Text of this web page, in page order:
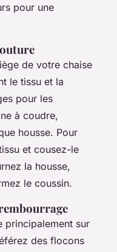
pour une
de votre chaise
le tissu et la
pour les
à coudre,
housse. Pour
et cousez-le
la housse,
le coussin.
principalement sur
des flocons